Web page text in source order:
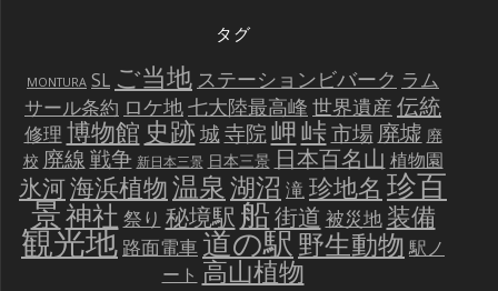
タグ
MONTURA SL ご当地 ステーションビバーク ラム
サール条約 ロケ地七大陸最高峰 世界遺産 伝統
修理 博物館 史跡城寺院岬峠市場 廃墟 廃
校 廃線戦争 新日本三景 日本三景 日本百名山 植物園
氷河海浜植物温泉湖沼 滝珍地名 珍百
景神社 祭り 秘境駅船街道 被災地 装備
観光地 路面電車道の駅野生動物 駅ノ
ート 高山植物